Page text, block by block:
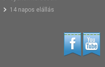
14 napos elállás